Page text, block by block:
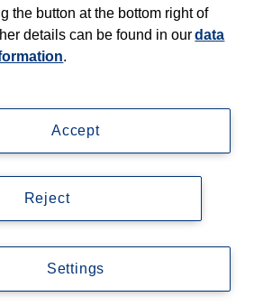
Thieme Group
the button at the bottom right of
details can be found in ourdata
.
Accept
Reject
Settings